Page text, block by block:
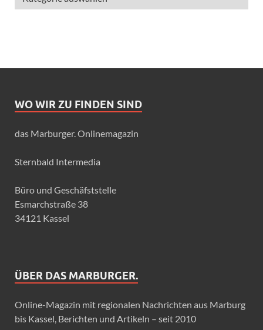
WO WIR ZU FINDEN SIND
das Marburger. Onlinemagazin
Sternbald Intermedia
Büro und Geschäfststelle
Esmarchstraße 38
34121 Kassel
ÜBER DAS MARBURGER.
Online-Magazin mit regionalen Nachrichten aus Marburg
bis Kassel, Berichten und Artikeln – seit 2010